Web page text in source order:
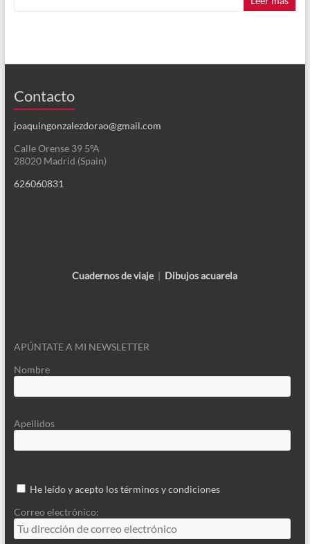
Contacto
joaquingonzalezdorao@gmail.com
Calle Orense 39 5ºA
28020 Madrid (Spain)
626060831
Cuadernos de viaje| Dibujos acuarela
APÚNTATE A MI NEWSLETTER
Nombre
Apellidos
He leído y acepto los términos y condiciones
Correo electrónico: